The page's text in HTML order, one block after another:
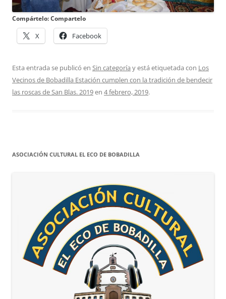
Compártelo: Compartelo
X Facebook
Esta entrada se publicó en Sin categoría y está etiquetada con Los
Vecinos de Bobadilla Estación cumplen con la tradición de bendecir
las roscas de San Blas. 2019en 4 febrero, 2019.
ASOCIACIÓN CULTURAL EL ECO DE BOBADILLA